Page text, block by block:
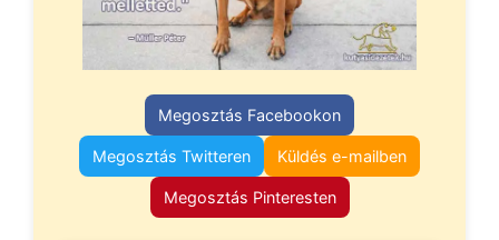
Megosztás Facebookon
Megosztás Twitteren Küldés e-mailben
Megosztás Pinteresten